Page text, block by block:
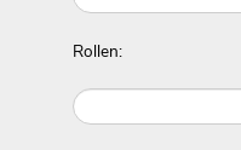
Rollen: